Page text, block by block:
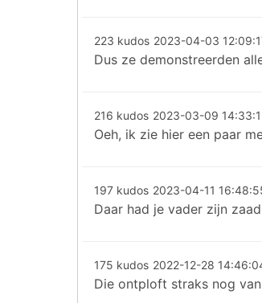
223 kudos 2023-04-03
Dus ze demonstreerden
216 kudos 2023-03-09
Oeh, ik zie hier een paar
197 kudos 2023-04-11
Daar had je vader zijn
175 kudos 2022-12-28
Die ontploft straks nog